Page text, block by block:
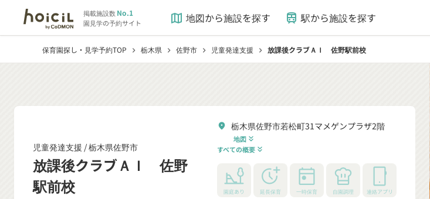
掲載施設数No.1
園見学の予約サイト map 地図から施設を探す train 駅から施設を探す
保育園探し・見学予約TOP chevron_right 栃木県 chevron_right 佐野市 chevron_right 児童発達支援 chevron_right 放課後クラブＡＩ 佐野駅前校
児童発達支援 /栃木県佐野市
放課後クラブＡＩ 佐野
駅前校
location_on 栃木県佐野市若松町31マメゲンプラザ2階
地図 keyboard_double_arrow_down
すべての概要 keyboard_double_arrow_down
園庭あり 延長保育 一時保育 自園調理 連絡アプリ